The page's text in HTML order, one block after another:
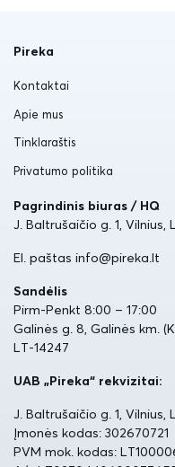
Pireka
Kontaktai
Apie mus
Tinklaraštis
Privatumo politika
Pagrindinis biuras / HQ
J. Baltrušaičio g. 1, Vilnius,
El. paštas info@pireka.lt
Sandėlis
Pirm-Penkt 8:00 – 17:00
Galinės g. 8, Galinės km.
LT-14247
UAB „Pireka“ rekvizitai:
J. Baltrušaičio g. 1, Vilnius,
Įmonės kodas: 302670721
PVM mok. kodas: